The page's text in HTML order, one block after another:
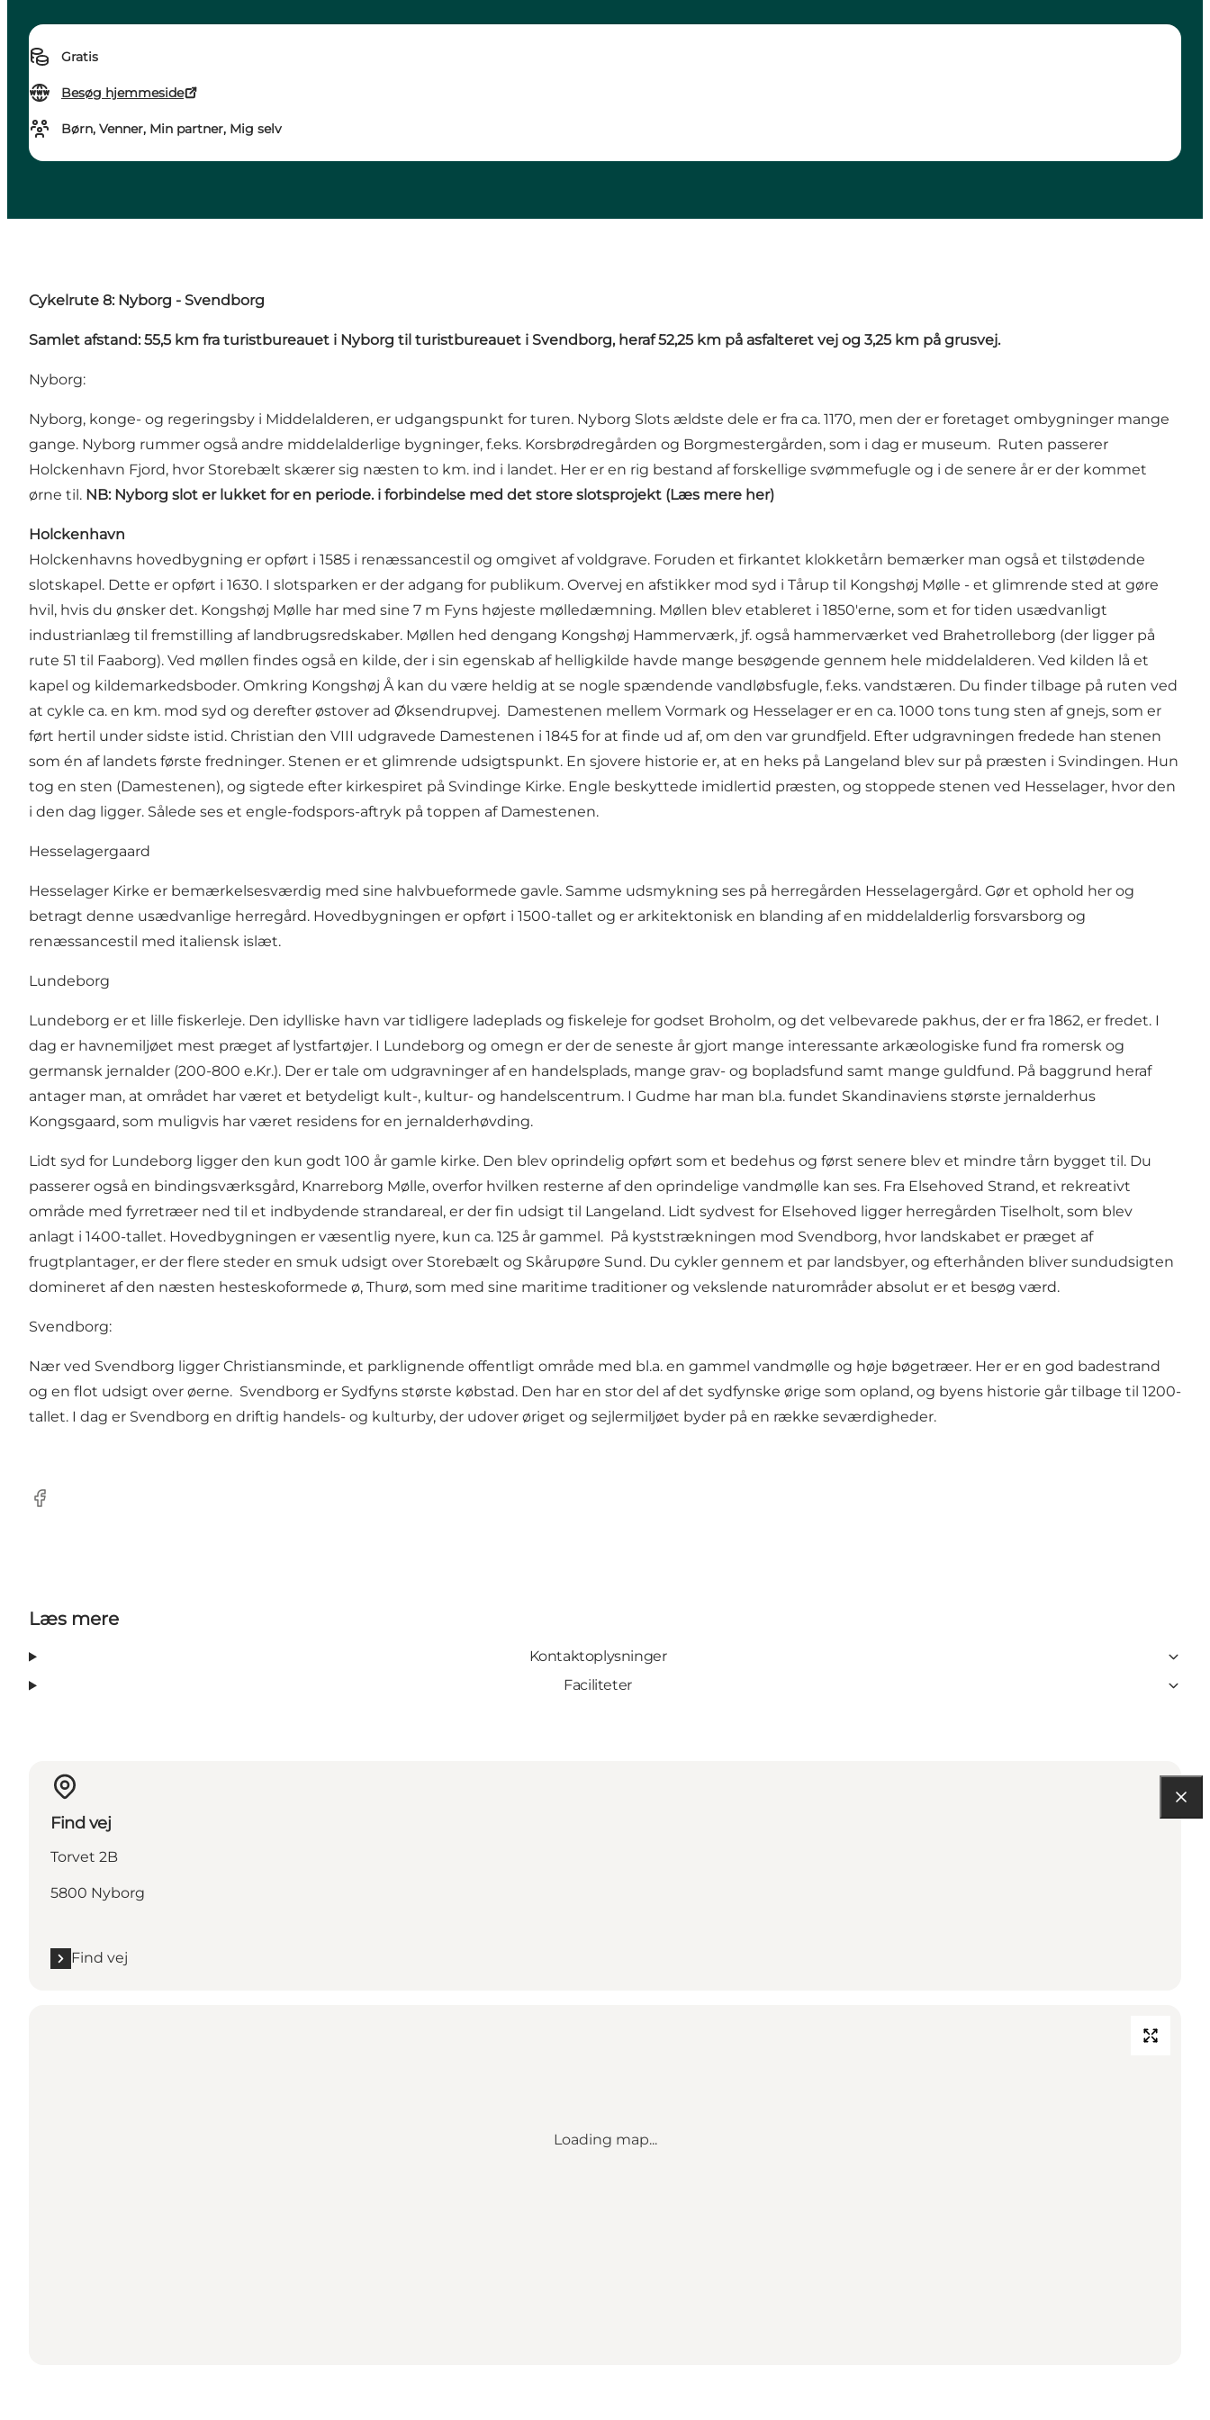
Gratis
Besøg hjemmeside
Børn, Venner, Min partner, Mig selv
Cykelrute 8: Nyborg - Svendborg
Samlet afstand: 55,5 km fra turistbureauet i Nyborg til turistbureauet i Svendborg, heraf52,25 km på asfalteret vej og 3,25 km på grusvej.
Nyborg:
Nyborg, konge- og regeringsby i Middelalderen, er udgangspunkt for turen. Nyborg Slots ældste dele er fra ca. 1170, men der er foretaget ombygninger mange
gange. Nyborg rummer også andre middelalderlige bygninger, f.eks. Korsbrødregården og Borgmestergården, som i dag er museum. Ruten passerer
Holckenhavn Fjord, hvor Storebælt skærer sig næsten to km. ind i landet. Her er en rig bestand af forskellige svømmefugle og i de senere år er der kommet
ørne til. NB: Nyborg slot er lukket for en periode. i forbindelse med det store slotsprojekt (Læs mere her)
Holckenhavn
Holckenhavns hovedbygning er opført i 1585 i renæssancestil og omgivet af voldgrave. Foruden et firkantet klokketårn bemærker man også et tilstødende
slotskapel. Dette er opført i 1630. I slotsparken er der adgang for publikum. Overvej en afstikker mod syd i Tårup til Kongshøj Mølle - et glimrende sted at gøre
hvil, hvis du ønsker det. Kongshøj Mølle har med sine 7 m Fyns højeste mølledæmning. Møllen blev etableret i 1850'erne, som et for tiden usædvanligt
industrianlæg til fremstilling af landbrugsredskaber. Møllen hed dengang Kongshøj Hammerværk, jf. også hammerværket ved Brahetrolleborg (der ligger på
rute 51 til Faaborg). Ved møllen findes også en kilde, der i sin egenskab af helligkilde havde mange besøgende gennem hele middelalderen. Ved kilden lå et
kapel og kildemarkedsboder. Omkring Kongshøj Å kan du være heldig at se nogle spændende vandløbsfugle, f.eks. vandstæren. Du finder tilbage på ruten ved
at cykle ca. en km. mod syd og derefter østover ad Øksendrupvej. Damestenen mellem Vormark og Hesselager er en ca. 1000 tons tung sten af gnejs, som er
ført hertil under sidste istid. Christian den VIII udgravede Damestenen i 1845 for at finde ud af, om den var grundfjeld. Efter udgravningen fredede han stenen
som én af landets første fredninger. Stenen er et glimrende udsigtspunkt. En sjovere historie er, at en heks på Langeland blev sur på præsten i Svindingen. Hun
tog en sten (Damestenen), og sigtede efter kirkespiret på Svindinge Kirke. Engle beskyttede imidlertid præsten, og stoppede stenen ved Hesselager, hvor den
i den dag ligger. Sålede ses et engle-fodspors-aftryk på toppen af Damestenen.
Hesselagergaard
Hesselager Kirke er bemærkelsesværdig med sine halvbueformede gavle. Samme udsmykning ses på herregården Hesselagergård. Gør et ophold her og
betragt denne usædvanlige herregård. Hovedbygningen er opført i 1500-tallet og er arkitektonisk en blanding af en middelalderlig forsvarsborg og
renæssancestil med italiensk islæt.
Lundeborg
Lundeborg er et lille fiskerleje. Den idylliske havn var tidligere ladeplads og fiskeleje for godset Broholm, og det velbevarede pakhus, der er fra 1862, er fredet. I
dag er havnemiljøet mest præget af lystfartøjer. I Lundeborg og omegn er der de seneste år gjort mange interessante arkæologiske fund fra romersk og
germansk jernalder (200-800 e.Kr.). Der er tale om udgravninger af en handelsplads, mange grav- og bopladsfund samt mange guldfund. På baggrund heraf
antager man, at området har været et betydeligt kult-, kultur- og handelscentrum. I Gudme har man bl.a. fundet Skandinaviens største jernalderhus
Kongsgaard, som muligvis har været residens for en jernalderhøvding.
Lidt syd for Lundeborg ligger den kun godt 100 år gamle kirke. Den blev oprindelig opført som et bedehus og først senere blev et mindre tårn bygget til. Du
passerer også en bindingsværksgård, Knarreborg Mølle, overfor hvilken resterne af den oprindelige vandmølle kan ses. Fra Elsehoved Strand, et rekreativt
område med fyrretræer ned til et indbydende strandareal, er der fin udsigt til Langeland. Lidt sydvest for Elsehoved ligger herregården Tiselholt, som blev
anlagt i 1400-tallet. Hovedbygningen er væsentlig nyere, kun ca. 125 år gammel. På kyststrækningen mod Svendborg, hvor landskabet er præget af
frugtplantager, er der flere steder en smuk udsigt over Storebælt og Skårupøre Sund. Du cykler gennem et par landsbyer, og efterhånden bliver sundudsigten
domineret af den næsten hesteskoformede ø, Thurø, som med sine maritime traditioner og vekslende naturområder absolut er et besøg værd.
Svendborg:
Nær ved Svendborg ligger Christiansminde, et parklignende offentligt område med bl.a. en gammel vandmølle og høje bøgetræer. Her er en god badestrand
og en flot udsigt over øerne. Svendborg er Sydfyns største købstad. Den har en stor del af det sydfynske ørige som opland, og byens historie går tilbage til 1200-
tallet. I dag er Svendborg en driftig handels- og kulturby, der udover øriget og sejlermiljøet byder på en række seværdigheder.
Facebook
Læs mere
Kontaktoplysninger
Faciliteter
Find vej
Torvet 2B
5800 Nyborg
Find vej
Loading map...